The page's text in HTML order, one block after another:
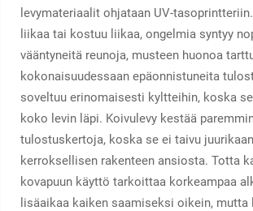
levymateriaalit ohjataan UV-
liikaa tai kostuu liikaa, ongelmia syntyy
vääntyneitä reunoja, musteen huonoa
kokonaisuudessaan epäonnistuneita
soveltuu erinomaisesti kyltteihin, koska
koko levin läpi. Koivulevy kestää
tulostuskertoja, koska se ei taivu
kerroksellisen rakenteen ansiosta. Totta
kovapuun käyttö tarkoittaa korkeampaa
lisäaikaa kaiken saamiseksi oikein,